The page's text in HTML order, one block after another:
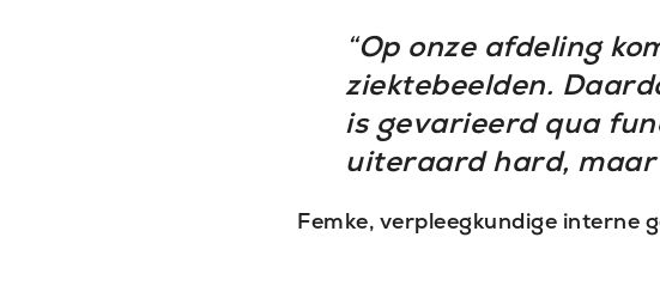
“Op onze afdeling
ziektebeelden.
is gevarieerd qua
uiteraard hard, maar
Femke, verpleegkundige interne